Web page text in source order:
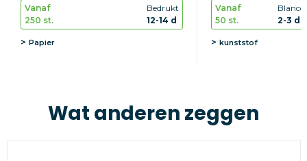
Vanaf
250 st.
Bedrukt
12-14 d
Papier
Vanaf
50 st.
Blanco
2-3 d
kunststof
Wat anderen zeggen